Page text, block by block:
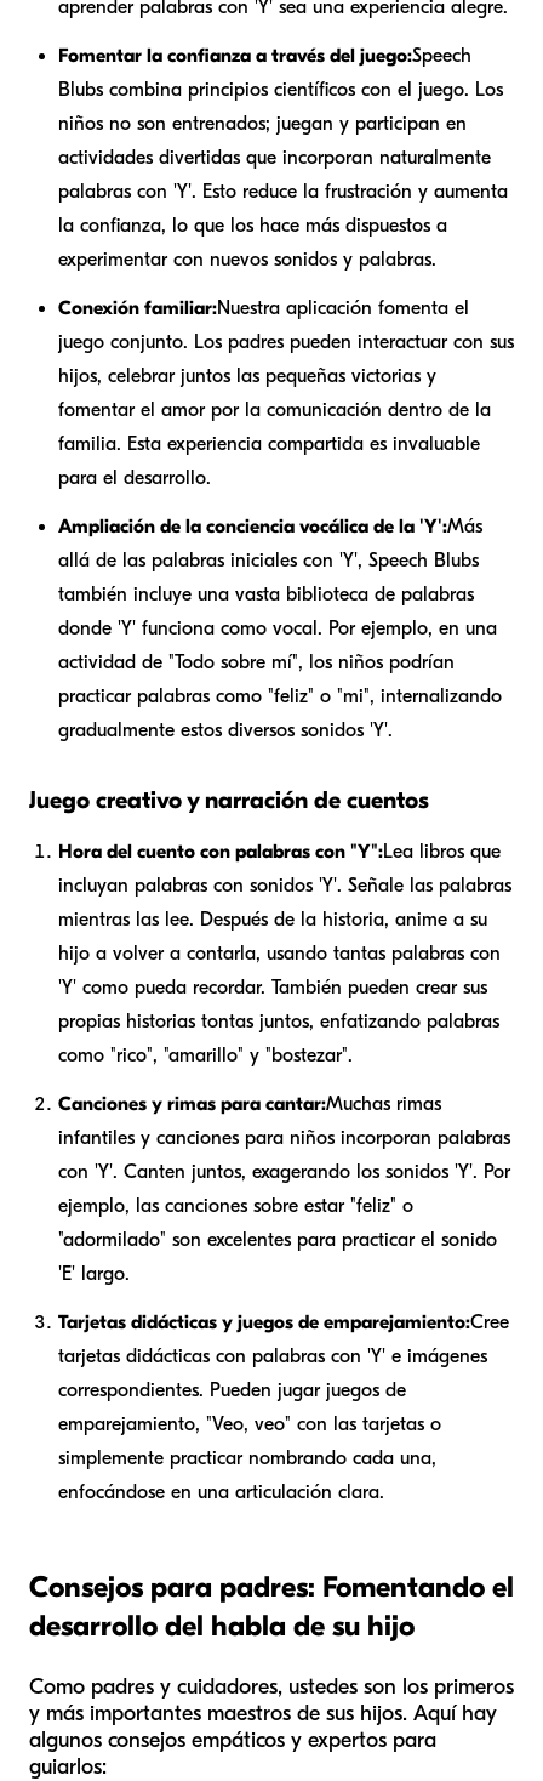
aprender palabras con 'Y' sea una experiencia alegre.
Fomentar la confianza a través del juego:Speech
Blubs combina principios científicos con el juego. Los
niños no son entrenados; juegan y participan en
actividades divertidas que incorporan naturalmente
palabras con 'Y'. Esto reduce la frustración y aumenta
la confianza, lo que los hace más dispuestos a
experimentar con nuevos sonidos y palabras.
Conexión familiar:Nuestra aplicación fomenta el
juego conjunto. Los padres pueden interactuar con sus
hijos, celebrar juntos las pequeñas victorias y
fomentar el amor por la comunicación dentro de la
familia. Esta experiencia compartida es invaluable
para el desarrollo.
Ampliación de la conciencia vocálica de la 'Y':Más
allá de las palabras iniciales con 'Y', Speech Blubs
también incluye una vasta biblioteca de palabras
donde 'Y' funciona como vocal. Por ejemplo, en una
actividad de "Todo sobre mí", los niños podrían
practicar palabras como "feliz" o "mi", internalizando
gradualmente estos diversos sonidos 'Y'.
Juego creativo y narración de cuentos
Hora del cuento con palabras con "Y":Lea libros que
incluyan palabras con sonidos 'Y'. Señale las palabras
mientras las lee. Después de la historia, anime a su
hijo a volver a contarla, usando tantas palabras con
'Y' como pueda recordar. También pueden crear sus
propias historias tontas juntos, enfatizando palabras
como "rico", "amarillo" y "bostezar".
Canciones y rimas para cantar:Muchas rimas
infantiles y canciones para niños incorporan palabras
con 'Y'. Canten juntos, exagerando los sonidos 'Y'. Por
ejemplo, las canciones sobre estar "feliz" o
"adormilado" son excelentes para practicar el sonido
'E' largo.
Tarjetas didácticas y juegos de emparejamiento:Cree
tarjetas didácticas con palabras con 'Y' e imágenes
correspondientes. Pueden jugar juegos de
emparejamiento, "Veo, veo" con las tarjetas o
simplemente practicar nombrando cada una,
enfocándose en una articulación clara.
Consejos para padres: Fomentando el
desarrollo del habla de su hijo
Como padres y cuidadores, ustedes son los primeros
y más importantes maestros de sus hijos. Aquí hay
algunos consejos empáticos y expertos para
guiarlos: